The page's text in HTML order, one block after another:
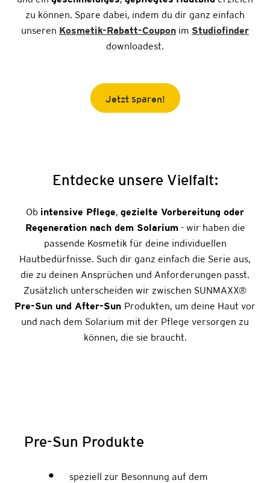
zu können. Spare dabei, indem du dir ganz einfach
unseren Kosmetik-Rabatt-Coupon im Studiofinder
downloadest.
Jetzt sparen!
Entdecke unsere Vielfalt:
Ob intensive Pflege, gezielte Vorbereitung oder
Regeneration nach dem Solarium- wir haben die
passende Kosmetik für deine individuellen
Hautbedürfnisse. Such dir ganz einfach die Serie aus,
die zu deinen Ansprüchen und Anforderungen passt.
Zusätzlich unterscheiden wir zwischen SUNMAXX®
Pre-Sun und After-Sun Produkten, um deine Haut vor
und nach dem Solarium mit der Pflege versorgen zu
können, die sie braucht.
Pre-Sun Produkte
speziell zur Besonnung auf dem